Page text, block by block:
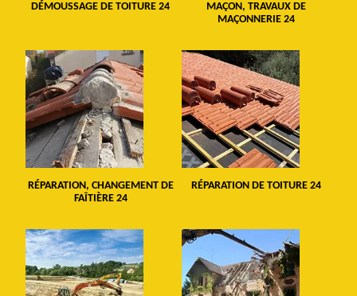
DÉMOUSSAGE DE TOITURE 24
MAÇON, TRAVAUX DE
MAÇONNERIE 24
RÉPARATION, CHANGEMENT DE
FAÎTIÈRE 24
RÉPARATION DE TOITURE 24